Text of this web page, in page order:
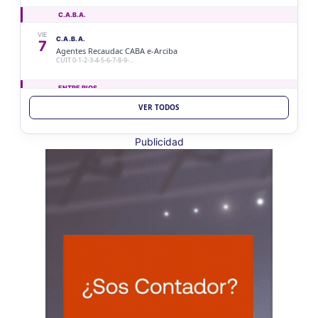
C.A.B.A.
VIE
7 C.A.B.A.
Agentes Recaudac CABA e-Arciba
CUIT 0-1-2-3-4-5-6-7-8-9-…
ENTRE RIOS
7
CUIT 5-6-7-8-9-…
7
7
LA RIOJA
VER TODOS
Publicidad